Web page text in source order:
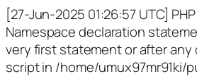
[27-Jun-2025 01:26:57 UTC]
Namespace declaration
very first statement or after any
script in /home/umux97mr91ki/